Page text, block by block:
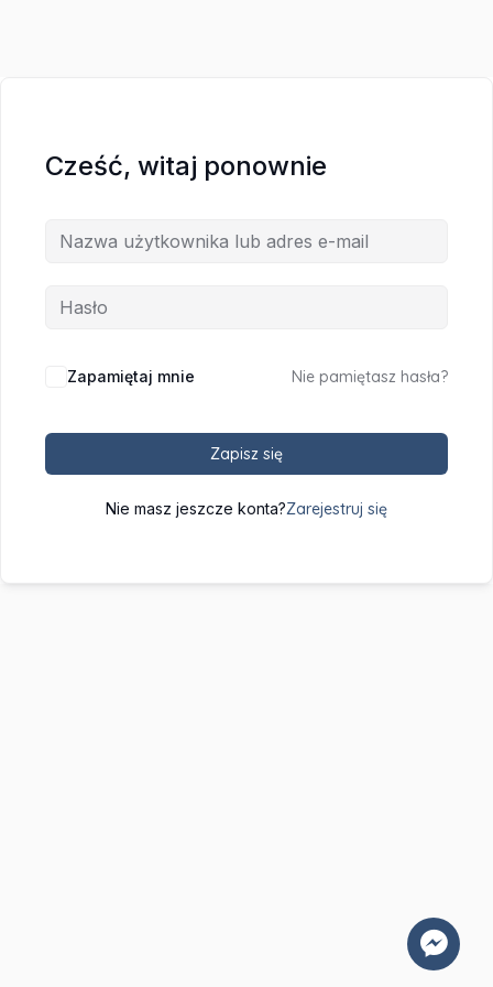
Cześć, witaj ponownie
Zapamiętaj mnie Nie pamiętasz hasła?
Zapisz się
Nie masz jeszcze konta?Zarejestruj się